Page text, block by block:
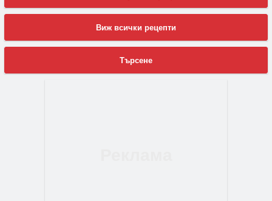
Виж всички рецепти
Търсене